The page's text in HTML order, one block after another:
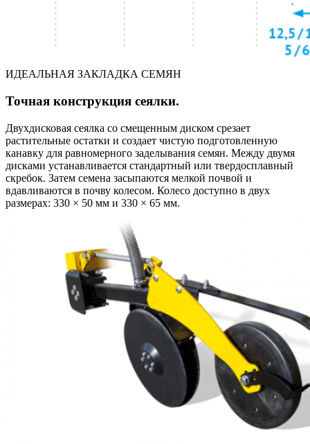
ИДЕАЛЬНАЯ ЗАКЛАДКА СЕМЯН
Точная конструкция сеялки.
Двухдисковая сеялка со смещенным диском срезает
растительные остатки и создает чистую подготовленную
канавку для равномерного заделывания семян. Между двумя
дисками устанавливается стандартный или твердосплавный
скребок. Затем семена засыпаются мелкой почвой и
вдавливаются в почву колесом. Колесо доступно в двух
размерах: 330 × 50 мм и 330 × 65 мм.